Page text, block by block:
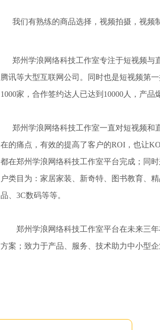
我们有熟练的商品选择，视频拍摄，视频
郑州学浪网络科技工作室专注于短视频与
腾讯等大型互联网公司。同时也是短视频第
1000家，合作签约达人已达到
郑州学浪网络科技工作室一直对短视频和
在的痛点，有效的提高了客户的ROI，也让
都在郑州学浪网络科技工作室平台完成；同时
户类目为：家居家装、新奇特、图书教育、
品、3C数码等等。
郑州学浪网络科技工作室平台在未来三
方案；致力于产品、服务、技术助力中小型企